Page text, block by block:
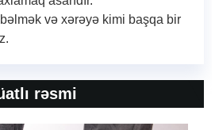
və xərəyə kimi başqa bir
rəsmi